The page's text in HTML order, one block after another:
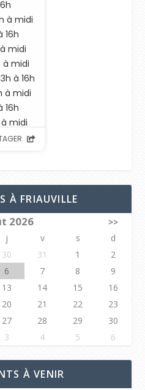
À FRIAUVILLE
2026
>>
j v s
d
30 31 1
2
6 7 8
9
13 14 15
16
20 21 22
23
27 28 29
30
3 4 5 6
À VENIR